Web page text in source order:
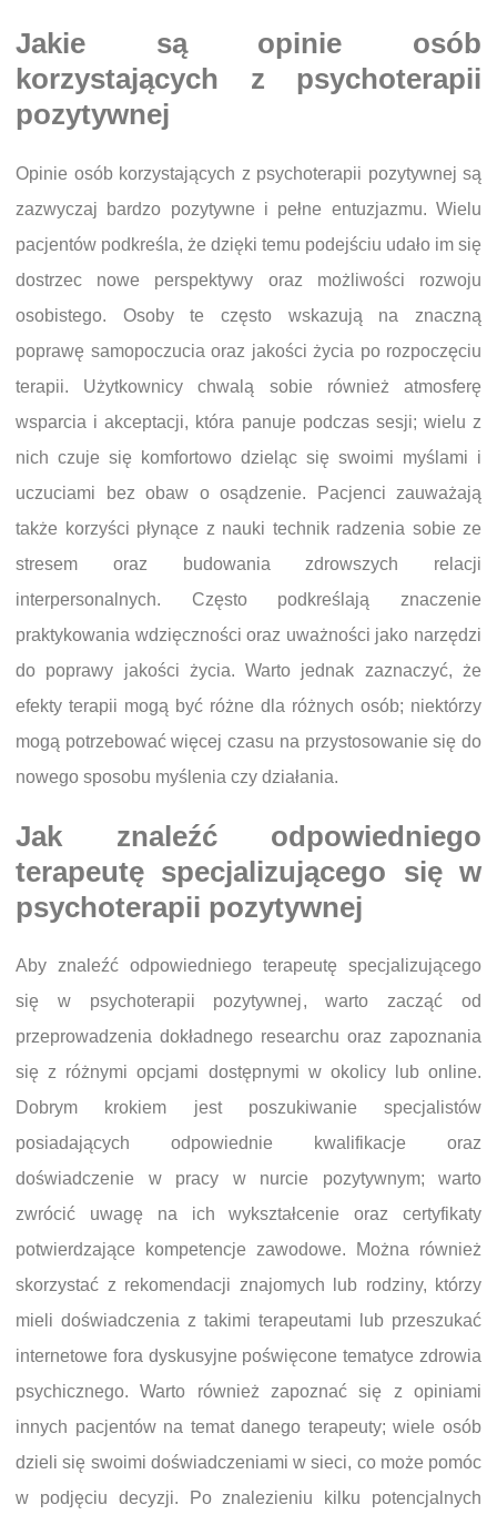
Jakie są opinie osób
korzystających z psychoterapii
pozytywnej
Opinie osób korzystających z psychoterapii pozytywnej są
zazwyczaj bardzo pozytywne i pełne entuzjazmu. Wielu
pacjentów podkreśla, że dzięki temu podejściu udało im się
dostrzec nowe perspektywy oraz możliwości rozwoju
osobistego. Osoby te często wskazują na znaczną
poprawę samopoczucia oraz jakości życia po rozpoczęciu
terapii. Użytkownicy chwalą sobie również atmosferę
wsparcia i akceptacji, która panuje podczas sesji; wielu z
nich czuje się komfortowo dzieląc się swoimi myślami i
uczuciami bez obaw o osądzenie. Pacjenci zauważają
także korzyści płynące z nauki technik radzenia sobie ze
stresem oraz budowania zdrowszych relacji
interpersonalnych. Często podkreślają znaczenie
praktykowania wdzięczności oraz uważności jako narzędzi
do poprawy jakości życia. Warto jednak zaznaczyć, że
efekty terapii mogą być różne dla różnych osób; niektórzy
mogą potrzebować więcej czasu na przystosowanie się do
nowego sposobu myślenia czy działania.
Jak znaleźć odpowiedniego
terapeutę specjalizującego się w
psychoterapii pozytywnej
Aby znaleźć odpowiedniego terapeutę specjalizującego
się w psychoterapii pozytywnej, warto zacząć od
przeprowadzenia dokładnego researchu oraz zapoznania
się z różnymi opcjami dostępnymi w okolicy lub online.
Dobrym krokiem jest poszukiwanie specjalistów
posiadających odpowiednie kwalifikacje oraz
doświadczenie w pracy w nurcie pozytywnym; warto
zwrócić uwagę na ich wykształcenie oraz certyfikaty
potwierdzające kompetencje zawodowe. Można również
skorzystać z rekomendacji znajomych lub rodziny, którzy
mieli doświadczenia z takimi terapeutami lub przeszukać
internetowe fora dyskusyjne poświęcone tematyce zdrowia
psychicznego. Warto również zapoznać się z opiniami
innych pacjentów na temat danego terapeuty; wiele osób
dzieli się swoimi doświadczeniami w sieci, co może pomóc
w podjęciu decyzji. Po znalezieniu kilku potencjalnych